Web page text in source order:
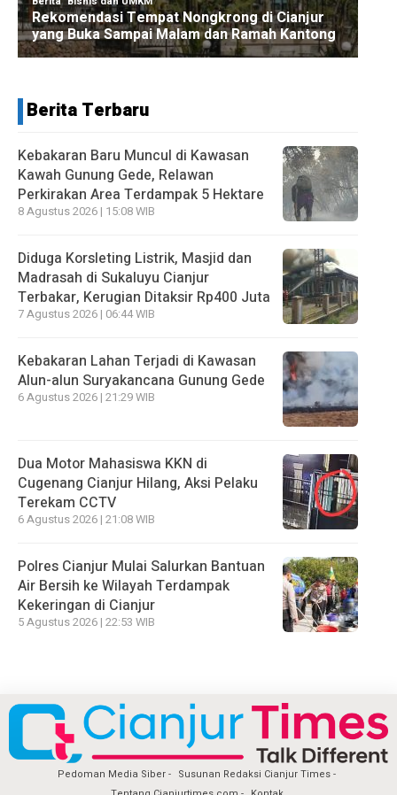
Berita Terbaru
Kebakaran Baru Muncul di Kawasan
Kawah Gunung Gede, Relawan
Perkirakan Area Terdampak 5 Hektare
8 Agustus 2026 | 15:08 WIB
Diduga Korsleting Listrik, Masjid dan
Madrasah di Sukaluyu Cianjur
Terbakar, Kerugian Ditaksir Rp400 Juta
7 Agustus 2026 | 06:44 WIB
Kebakaran Lahan Terjadi di Kawasan
Alun-alun Suryakancana Gunung Gede
6 Agustus 2026 | 21:29 WIB
Dua Motor Mahasiswa KKN di
Cugenang Cianjur Hilang, Aksi Pelaku
Terekam CCTV
6 Agustus 2026 | 21:08 WIB
Polres Cianjur Mulai Salurkan Bantuan
Air Bersih ke Wilayah Terdampak
Kekeringan di Cianjur
5 Agustus 2026 | 22:53 WIB
Pedoman Media Siber
Susunan Redaksi Cianjur Times